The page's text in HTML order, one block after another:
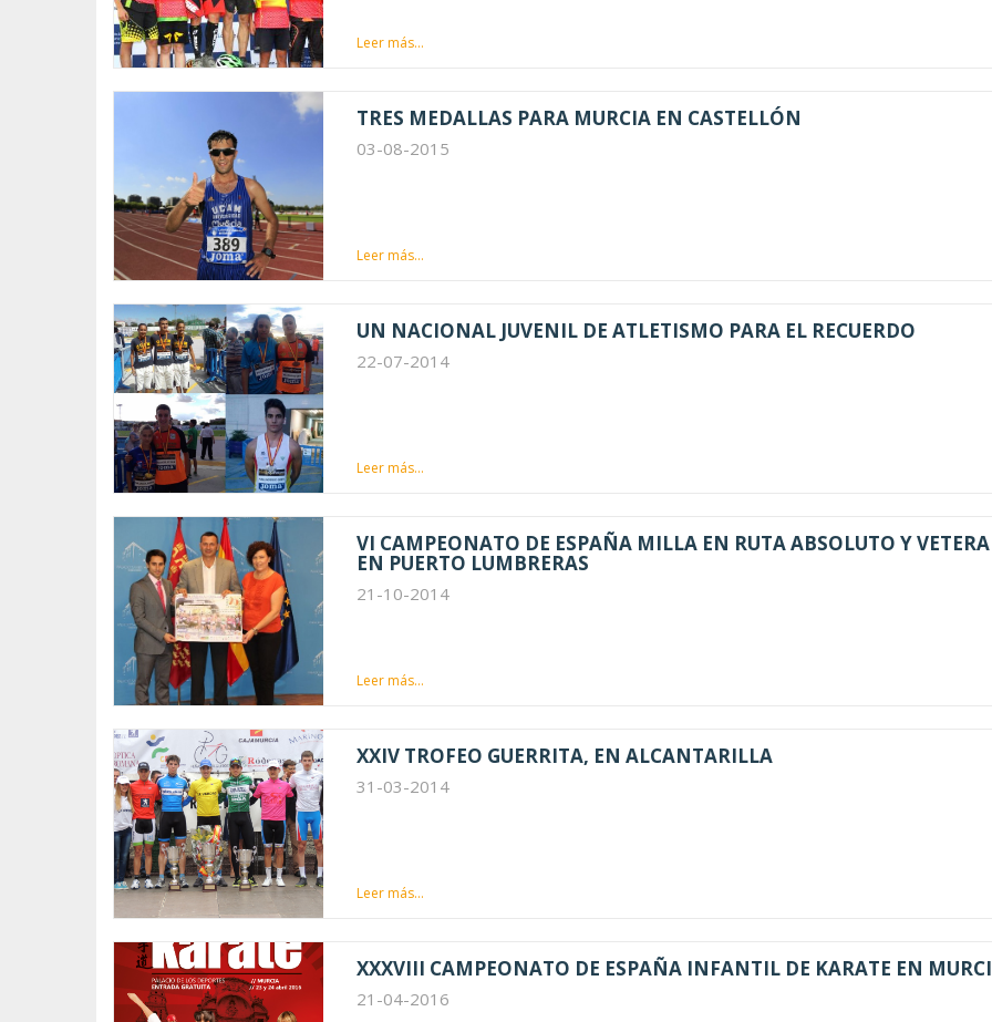
Leer más...
TRES MEDALLAS PARA MURCIA EN CASTELLÓN
03-08-2015
Leer más...
UN NACIONAL JUVENIL DE ATLETISMO PARA EL RECUERDO
22-07-2014
Leer más...
VI CAMPEONATO DE ESPAÑA MILLA EN RUTA ABSOLUTO Y
EN PUERTO LUMBRERAS
21-10-2014
Leer más...
XXIV TROFEO GUERRITA, EN ALCANTARILLA
31-03-2014
Leer más...
XXXVIII CAMPEONATO DE ESPAÑA INFANTIL DE KARATE EN
21-04-2016